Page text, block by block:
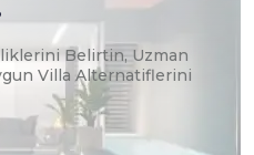
Belirtin, Uzman
Villa Alternatiflerini